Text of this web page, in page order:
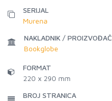
SERIJAL
Murena
NAKLADNIK / PROIZVOĐAČ
Bookglobe
FORMAT
220 x 290 mm
BROJ STRANICA